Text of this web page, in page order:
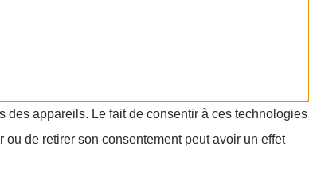
appareils. Le fait de consentir à ces technologies
de retirer son consentement peut avoir un effet